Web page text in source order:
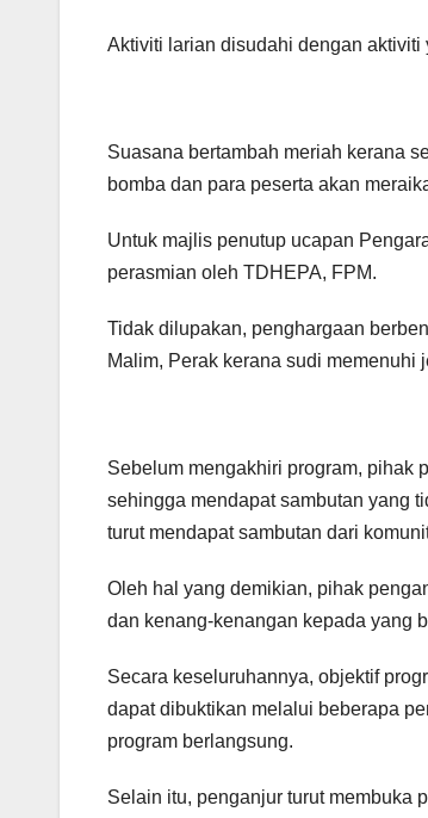
Aktiviti larian disudahi dengan
Suasana bertambah meriah kerana
bomba dan para peserta akan
Untuk majlis penutup ucapan
perasmian oleh TDHEPA, FPM.
Tidak dilupakan, penghargaan
Malim, Perak kerana sudi memenuhi
Sebelum mengakhiri program, pihak
sehingga mendapat sambutan yang
turut mendapat sambutan dari
Oleh hal yang demikian, pihak
dan kenang-kenangan kepada yang
Secara keseluruhannya, objektif
dapat dibuktikan melalui beberapa
program berlangsung.
Selain itu, penganjur turut membuka